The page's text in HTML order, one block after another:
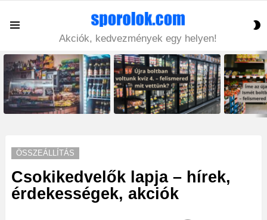
Akciók, kedvezmények egy helyen!
LATEST
STORIES
ÖSSZEÁLLÍTÁS
Csokikedvelők lapja – hírek,
érdekességek, akciók